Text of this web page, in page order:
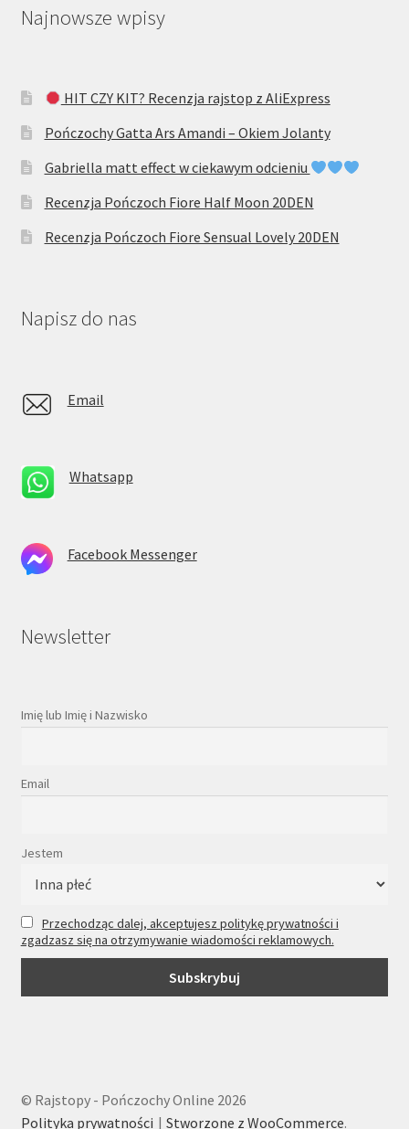
Najnowsze wpisy
HIT CZY KIT? Recenzja rajstop z AliExpress
Pończochy Gatta Ars Amandi – Okiem Jolanty
Gabriella matt effect w ciekawym odcieniu
Recenzja Pończoch Fiore Half Moon 20DEN
Recenzja Pończoch Fiore Sensual Lovely 20DEN
Napisz do nas
Email
Whatsapp
Facebook Messenger
Newsletter
Imię lub Imię i Nazwisko
Email
Jestem
Przechodząc dalej, akceptujesz politykę prywatności i
zgadzasz się na otrzymywanie wiadomości reklamowych.
© Rajstopy - Pończochy Online 2026
Polityka prywatności
Stworzone z WooCommerce.